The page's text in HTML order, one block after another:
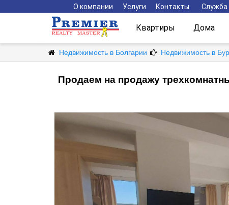
О компании Услуги Контакты Служба
Квартиры Дома
Недвижимость в Болгарии Недвижимость в
Продаем на продажу